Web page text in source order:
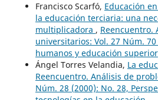
Francisco Scarfó, Educación
la educación terciaria: una
multiplicadora , Reencuentro.
universitarios: Vol. 27 Núm.
humanos y educación superior
Ángel Torres Velandia, La
Reencuentro. Análisis de
Núm. 28 (2000): No. 28,